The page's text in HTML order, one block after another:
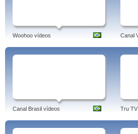
Woohoo vídeos Canal
Canal Brasil vídeos Tru